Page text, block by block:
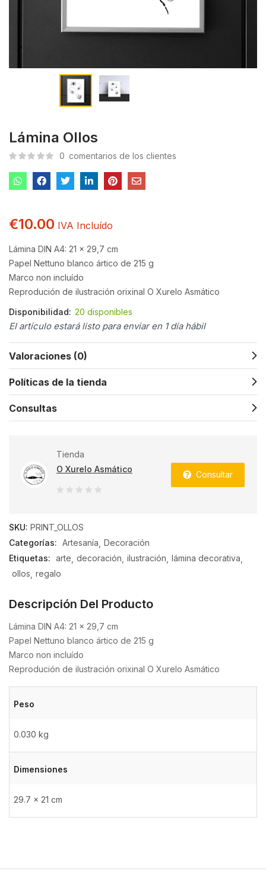
Lámina Ollos
0 comentarios de los clientes
€10.00 IVA Incluído
Lámina DIN A4: 21 x 29,7 cm
Papel Nettuno blanco ártico de 215 g
Marco non incluído
Reprodución de ilustración orixinal O Xurelo Asmático
Disponibilidad: 20 disponibles
El artículo estará listo para enviar en 1 día hábil
Valoraciones (0)
Políticas de la tienda
Consultas
Tienda
O Xurelo Asmático
5
Consultar
SKU: PRINT_OLLOS
Categorías: Artesanía Decoración
Etiquetas: arte decoración ilustración lámina decorativa
ollos regalo
Descripción Del Producto
Lámina DIN A4: 21 x 29,7 cm
Papel Nettuno blanco ártico de 215 g
Marco non incluído
Reprodución de ilustración orixinal O Xurelo Asmático
Peso
0.030 kg
Dimensiones
29.7 × 21 cm